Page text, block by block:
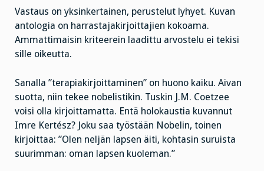
Vastaus on yksinkertainen, perustelut lyhyet. Kuvan
antologia on harrastajakirjoittajien kokoama.
Ammattimaisin kriteerein laadittu arvostelu ei tekisi
sille oikeutta.
Sanalla ”terapiakirjoittaminen” on huono kaiku. Aivan
suotta, niin tekee nobelistikin. Tuskin J.M. Coetzee
voisi olla kirjoittamatta. Entä holokaustia kuvannut
Imre Kertész? Joku saa työstään Nobelin, toinen
kirjoittaa: ”Olen neljän lapsen äiti, kohtasin suruista
suurimman: oman lapsen kuoleman.”